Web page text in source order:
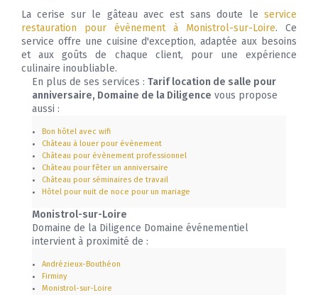
La cerise sur le gâteau avec est sans doute le service
restauration pour évènement à Monistrol-sur-Loire. Ce
service offre une cuisine d'exception, adaptée aux besoins
et aux goûts de chaque client, pour une expérience
culinaire inoubliable.
En plus de ses services : Tarif location de salle pour
anniversaire, Domaine de la Diligence vous propose
aussi :
Bon hôtel avec wifi
Château à louer pour évènement
Château pour évènement professionnel
Château pour fêter un anniversaire
Château pour séminaires de travail
Hôtel pour nuit de noce pour un mariage
Monistrol-sur-Loire
Domaine de la Diligence Domaine événementiel
intervient à proximité de :
Andrézieux-Bouthéon
Firminy
Monistrol-sur-Loire